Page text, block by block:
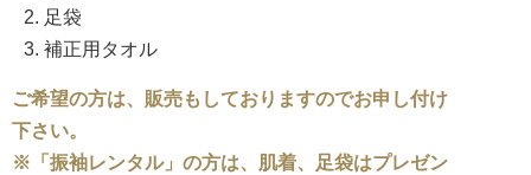
足袋
補正用タオル
ご希望の方は、販売もしておりますのでお申し付け
下さい。
※「振袖レンタル」の方は、肌着、足袋はプレゼン